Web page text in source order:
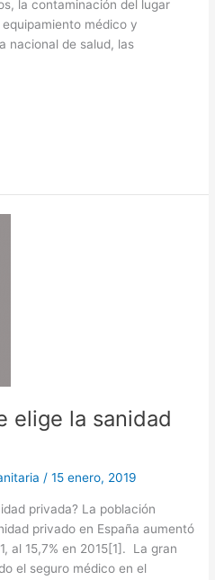
la contaminación del lugar
médico y
nacional de salud, las
elige la sanidad
/15 enero, 2019
privada? La población
privado en España aumentó
al 15,7% en 2015[1]. La gran
el seguro médico en el